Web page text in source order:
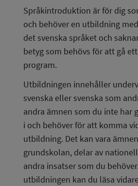
Språkintroduktion är för dig
och behöver en utbildning
det svenska språket och
betyg som behövs för att gå
program.
Utbildningen innehåller
svenska eller svenska som
andra ämnen som du inte har
i och behöver för att komma
utbildning. Det kan vara
grundskolan, delar av
andra insatser som du
utbildningen kan du läsa